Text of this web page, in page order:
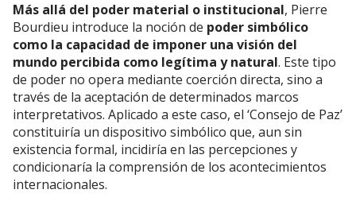
Más allá del poder material o institucional, Pierre
Bourdieu introduce la noción de poder simbólico
como la capacidad de imponer una visión del
mundo percibida como legítima y natural. Este tipo
de poder no opera mediante coerción directa, sino a
través de la aceptación de determinados marcos
interpretativos. Aplicado a este caso, el ‘Consejo de Paz’
constituiría un dispositivo simbólico que, aun sin
existencia formal, incidiría en las percepciones y
condicionaría la comprensión de los acontecimientos
internacionales.